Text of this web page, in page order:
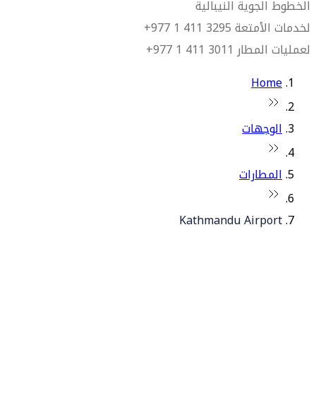
الخطوط الجوية النيبالية
لخدمات الأمتعة 3295 411 1 977+
لعمليات المطار 3011 411 1 977+
Home
الوجهات
المطارات
Kathmandu Airport